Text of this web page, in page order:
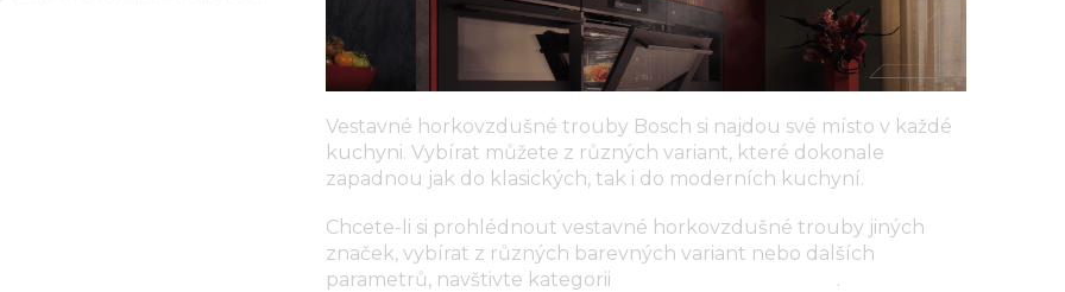
Vestavné horkovzdušné trouby Bosch si najdou své místo v každé
kuchyni. Vybírat můžete z různých variant, které dokonale
zapadnou jak do klasických, tak i do moderních kuchyní.
Chcete-li si prohlédnout vestavné horkovzdušné trouby jiných
značek, vybírat z různých barevných variant nebo dalších
parametrů, navštivte kategorii
.